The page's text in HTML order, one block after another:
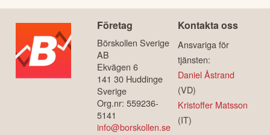
Företag
Börskollen Sverige
AB
Ekvägen 6
141 30 Huddinge
Sverige
Org.nr: 559236-
5141
info@borskollen.se
Kontakta oss
Ansvariga för
tjänsten:
Daniel Åstrand
(VD)
Kristoffer Matsson
(IT)